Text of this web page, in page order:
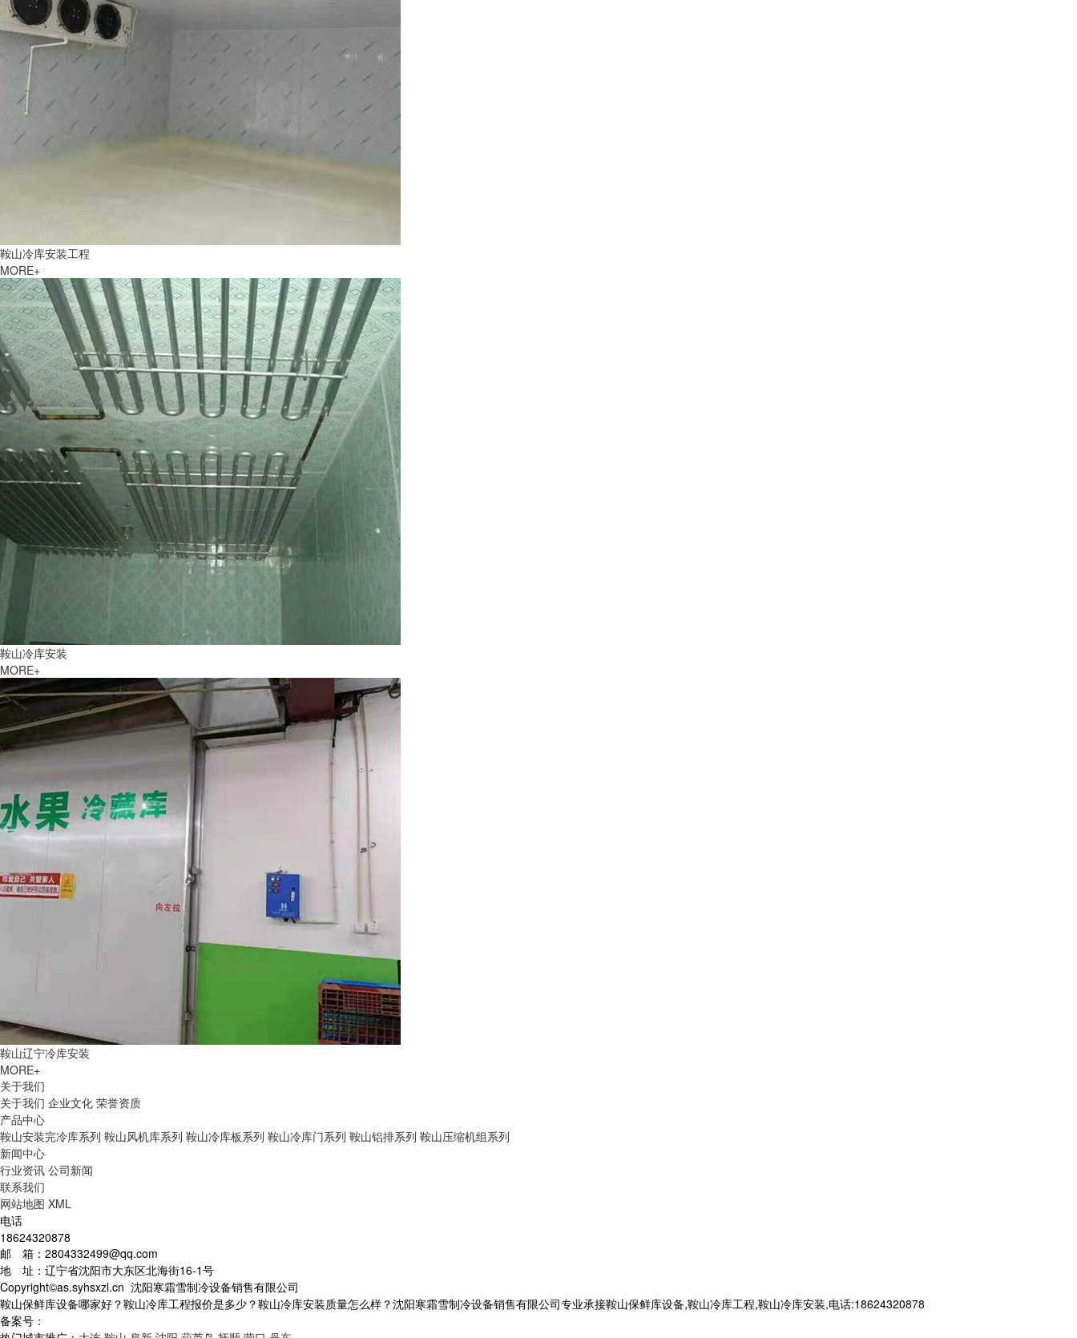
鞍山冷库安装工程
MORE+
鞍山冷库安装
MORE+
鞍山辽宁冷库安装
MORE+
关于我们
关于我们 企业文化 荣誉资质
产品中心
鞍山安装完冷库系列 鞍山风机库系列 鞍山冷库板系列 鞍山冷库门系列 鞍山铝排系列 鞍山压缩机组系列
新闻中心
行业资讯 公司新闻
联系我们
网站地图 XML
电话
18624320878
邮 箱：2804332499@qq.com
地 址：辽宁省沈阳市大东区北海街16-1号
Copyright©as.syhsxzl.cn 沈阳寒霜雪制冷设备销售有限公司
鞍山保鲜库设备哪家好？鞍山冷库工程报价是多少？鞍山冷库安装质量怎么样？沈阳寒霜雪制冷设备销售有限公司专业承接鞍山保鲜库设备,鞍山冷库工程,鞍山冷库安装,电话:18624320878
备案号：